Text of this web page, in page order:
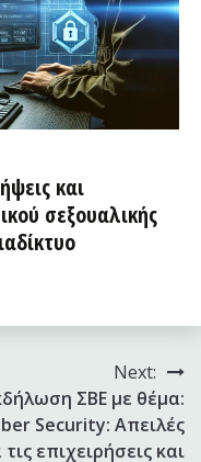
και
σεξουαλικής
Next:
ΣΒΕ με θέμα:
Security: Απειλές
τις επιχειρήσεις και